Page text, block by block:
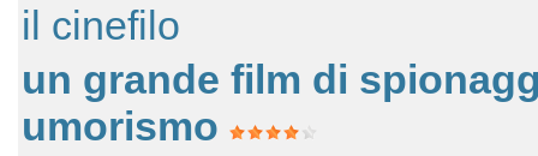
il cinefilo
un grande film di
umorismo